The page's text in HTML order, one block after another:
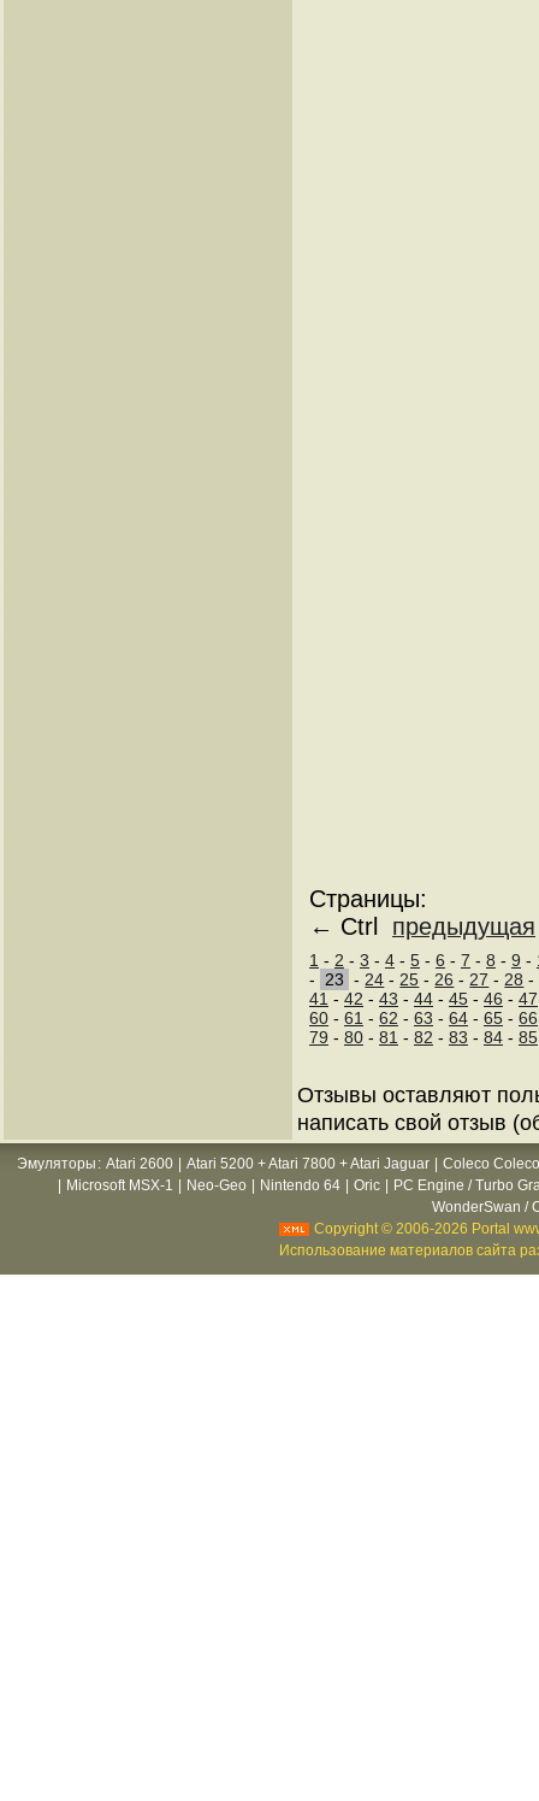
Страницы:
← Ctrl предыдущая
1 - 2 - 3 - 4 - 5 - 6 - 7 - 8 - 9 -
-
23 - 24 - 25 - 26 - 27 - 28 -
41 - 42 - 43 - 44 - 45 - 46 - 47
60 - 61 - 62 - 63 - 64 - 65 - 66
79 - 80 - 81 - 82 - 83 - 84 - 85
Отзывы оставляют
написать свой отзыв
Эмуляторы : Atari 2600 Atari 5200 + Atari 7800 + Atari Jaguar
Coleco
Microsoft MSX-1 Neo-Geo Nintendo 64 Oric
PC Engine / Turbo
WonderSwan /
Copyright © 2006-2026 Portal
Использование материалов сайта